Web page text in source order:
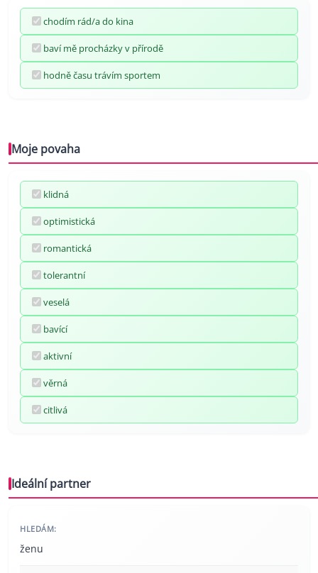
chodím rád/a do kina
baví mě procházky v přírodě
hodně času trávím sportem
Moje povaha
klidná
optimistická
romantická
tolerantní
veselá
bavící
aktivní
věrná
citlivá
Ideální partner
HLEDÁM:
ženu